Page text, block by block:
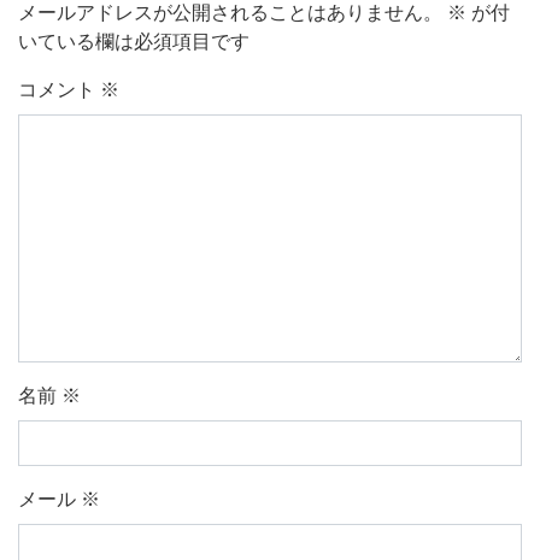
メールアドレスが公開されることはありません。 ※ が付
いている欄は必須項目です
コメント ※
名前 ※
メール ※